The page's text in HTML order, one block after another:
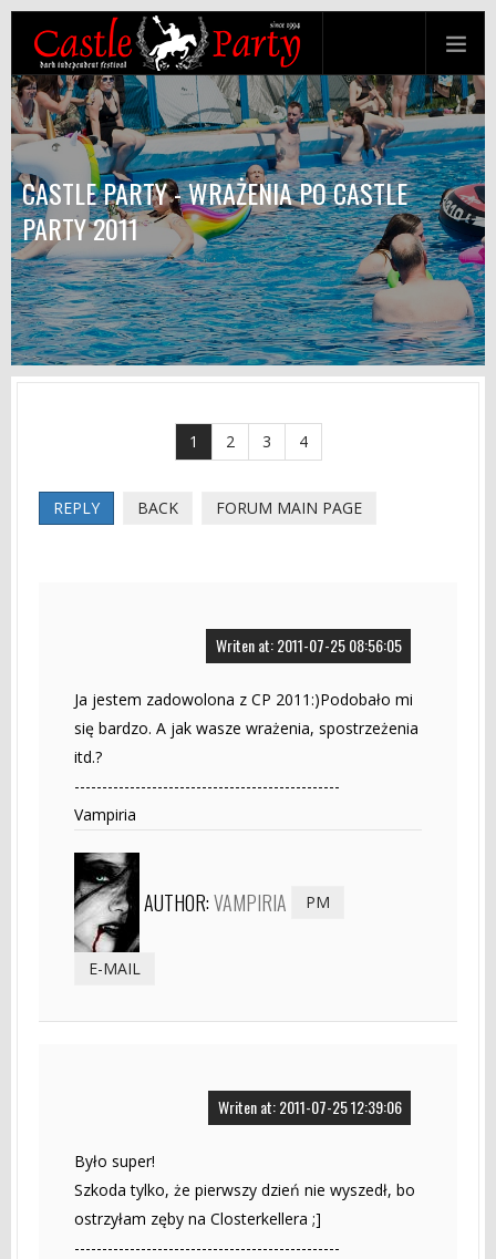
CASTLE PARTY - WRAŻENIA PO CASTLE
PARTY 2011
1 2 3 4
REPLY BACK FORUM MAIN PAGE
Writen at: 2011-07-25 08:56:05
Ja jestem zadowolona z CP 2011:)Podobało mi
się bardzo. A jak wasze wrażenia, spostrzeżenia
itd.?
------------------------------------------------
Vampiria
AUTHOR:VAMPIRIA PM
E-MAIL
Writen at: 2011-07-25 12:39:06
Było super!
Szkoda tylko, że pierwszy dzień nie wyszedł, bo
ostrzyłam zęby na Closterkellera ;]
------------------------------------------------